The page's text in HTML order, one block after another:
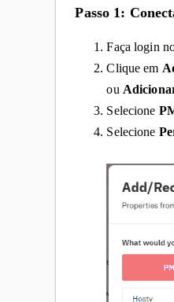
Passo 1:
Faça login
Clique em
ou
Selecione
Selecione